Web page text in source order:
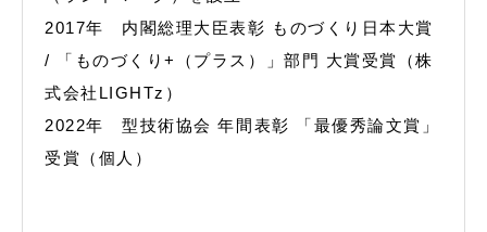
2017年 内閣総理大臣表彰 ものづくり日本大賞
/ 「ものづくり+（プラス）」部門 大賞受賞（株
式会社LIGHTz）
2022年 型技術協会 年間表彰 「最優秀論文賞」
受賞（個人）